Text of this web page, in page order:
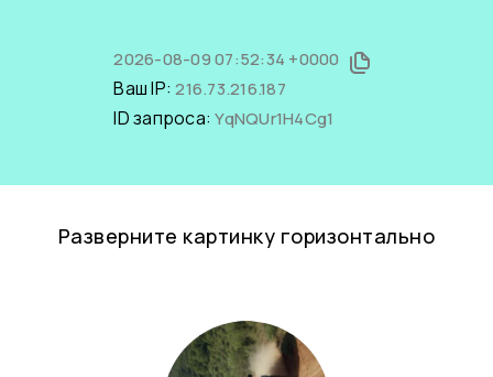
2026-08-09 07:52:34 +0000
Ваш IP:216.73.216.187
ID запроса:YqNQUr1H4Cg1
Разверните картинку горизонтально